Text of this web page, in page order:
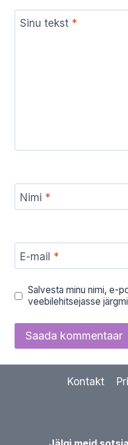
Sinu tekst *
Nimi *
E-mail *
Salvesta minu nimi, e-
veebilehitsejasse
Kontakt